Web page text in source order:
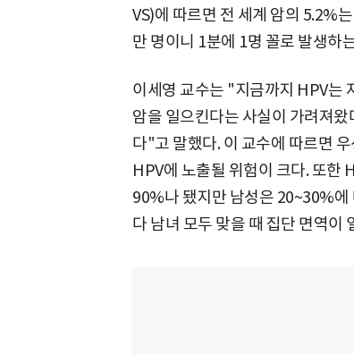
VS)에 따르면 전 세계 암의 5.2%
만 명이니 1분에 1명 꼴로 발생하
이세영 교수는 "지금까지 HPV는
암을 일으킨다는 사실이 가려져
다"고 말했다. 이 교수에 따르면
HPV에 노출될 위험이 크다. 또한
90%나 됐지만 남성은 20~30%
다 남녀 모두 맞을 때 집단 면역이